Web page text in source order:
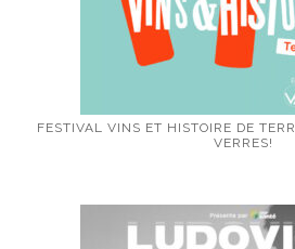
FESTIVAL VINS ET HISTOIRE DE
VERRES!